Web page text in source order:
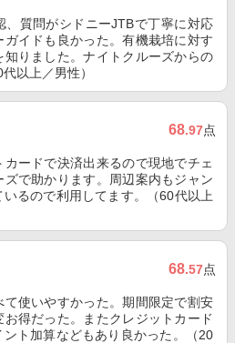
、質問がシドニーJTBで丁寧に対応
ガイドも良かった。有機栽培に対す
りました。ナイトクルーズからの
以上／男性）
68.97点
ードで決済出来るので現地でチェ
で助かります。周辺案内もジャン
るので利用してます。（60代以上
68.57点
使いやすかった。期間限定で割安
得だった。またクレジットカード
ト加算などもあり良かった。（20